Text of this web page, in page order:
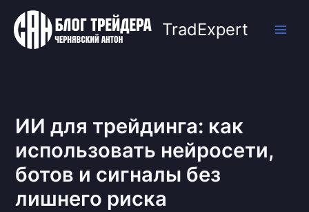
Перейти
содержимому
TradExpert
ИИ для трейдинга: как
использовать нейросети,
ботов и сигналы без
лишнего риска